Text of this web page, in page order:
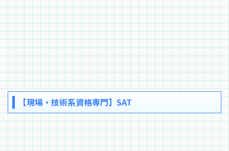
【現場・技術系資格専門】SAT